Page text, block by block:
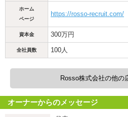
ホーム
ページ
https://rosso-recruit.com/
資本金 300万円
全社員数 100人
Rosso株式会社の他の
オーナーからのメッセージ